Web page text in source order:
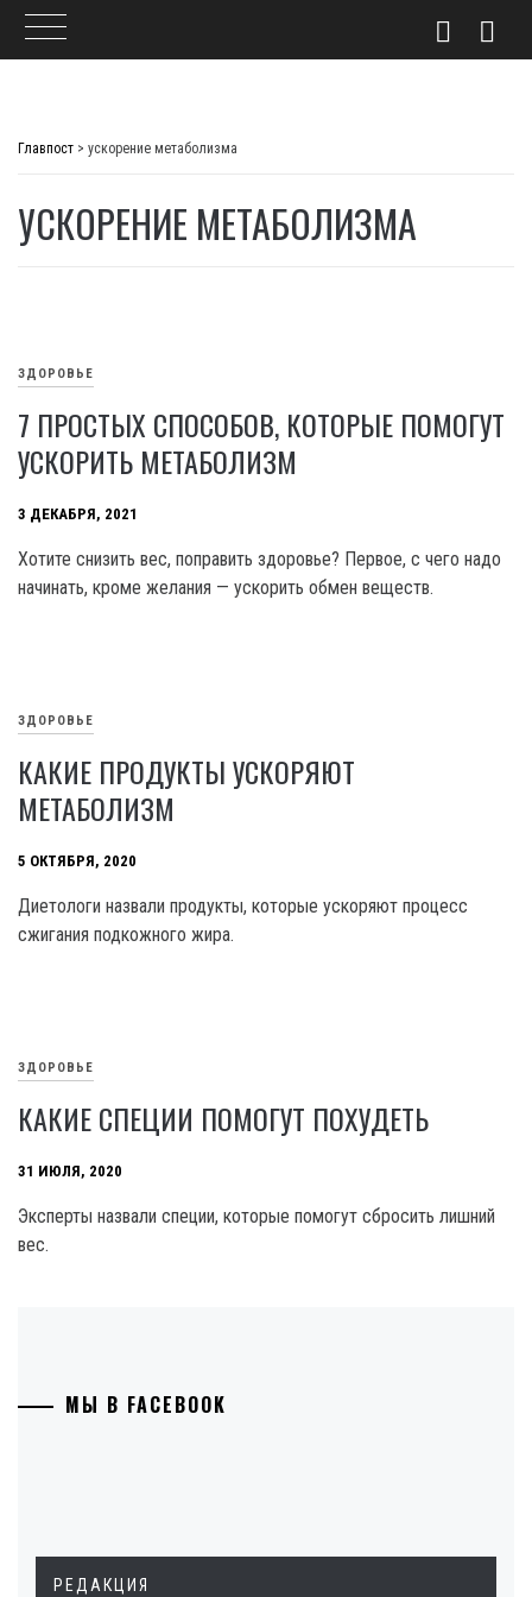
Главпост > ускорение метаболизма
УСКОРЕНИЕ МЕТАБОЛИЗМА
ЗДОРОВЬЕ
7 ПРОСТЫХ СПОСОБОВ, КОТОРЫЕ ПОМОГУТ
УСКОРИТЬ МЕТАБОЛИЗМ
3 ДЕКАБРЯ, 2021
Хотите снизить вес, поправить здоровье? Первое, с чего надо
начинать, кроме желания — ускорить обмен веществ.
ЗДОРОВЬЕ
КАКИЕ ПРОДУКТЫ УСКОРЯЮТ
МЕТАБОЛИЗМ
5 ОКТЯБРЯ, 2020
Диетологи назвали продукты, которые ускоряют процесс
сжигания подкожного жира.
ЗДОРОВЬЕ
КАКИЕ СПЕЦИИ ПОМОГУТ ПОХУДЕТЬ
31 ИЮЛЯ, 2020
Эксперты назвали специи, которые помогут сбросить лишний
вес.
МЫ В FACEBOOK
РЕДАКЦИЯ